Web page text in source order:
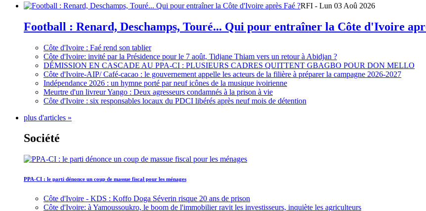
RFI - Lun 03 Aoû 2026
Football : Renard, Deschamps, Touré... Qui pour entraîner la Côte d'Ivoire
Côte d'Ivoire : Faé rend son tablier
Côte d'Ivoire: invité par la Présidence pour le 7 août, Tidjane Thiam vers un retour à Abidjan ?
DÉMISSION EN CASCADE AU PPA-CI : PLUSIEURS CADRES QUITTENT GBAGBO POUR DON MELLO
Côte d'Ivoire-AIP/ Café-cacao : le gouvernement appelle les acteurs de la filière à préparer la campagne 2026-2027
Indépendance 2026 : un hymne porté par neuf icônes de la musique ivoirienne
Meurtre d'un livreur Yango : Deux agresseurs condamnés à la prison à vie
Côte d'Ivoire : six responsables locaux du PDCI libérés après neuf mois de détention
plus d'articles »
Société
PPA-CI : le parti dénonce un coup de massue fiscal pour les ménages
Côte d'Ivoire - KDS : Koffo Doga Séverin risque 20 ans de prison
Côte d'Ivoire: à Yamoussoukro, le boom de l'immobilier ravit les investisseurs, inquiète les agriculteurs